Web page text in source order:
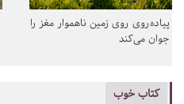
پیاده‌روی روی زمین ناهموار مغز را
جوان می‌کند
کتاب خوب